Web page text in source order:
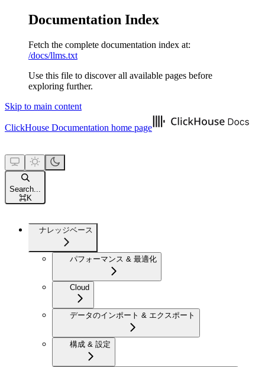
Documentation Index
Fetch the complete documentation index at:
/docs/llms.txt
Use this file to discover all available pages before
exploring further.
Skip to main content
ClickHouse Documentation home page
Search...
⌘K
ナレッジベース
パフォーマンス & 最適化
Cloud
データのインポート & エクスポート
構成 & 設定